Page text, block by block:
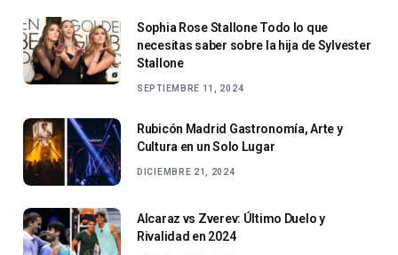
Sophia Rose Stallone Todo lo que
necesitas saber sobre la hija de Sylvester
Stallone
SEPTIEMBRE 11, 2024
Rubicón Madrid Gastronomía, Arte y
Cultura en un Solo Lugar
DICIEMBRE 21, 2024
Alcaraz vs Zverev: Último Duelo y
Rivalidad en 2024